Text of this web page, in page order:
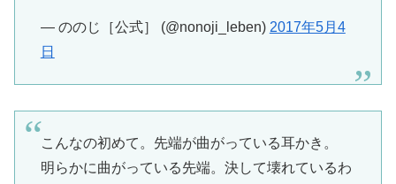
— ののじ［公式］ (@nonoji_leben) 2017年5月4
日
こんなの初めて。先端が曲がっている耳かき。
明らかに曲がっている先端。決して壊れているわ